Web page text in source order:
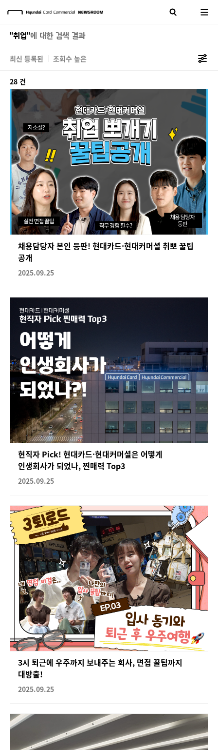
"취업"에 대한 검색 결과
최신 등록된 조회수 높은
28 건
채용담당자 본인 등판! 현대카드·현대커머셜 취뽀 꿀팁
공개
2025.09.25
현직자 Pick! 현대카드·현대커머셜은 어떻게
인생회사가 되었나, 찐매력 Top3
2025.09.25
3시 퇴근에 우주까지 보내주는 회사, 면접 꿀팁까지
대방출!
2025.09.25